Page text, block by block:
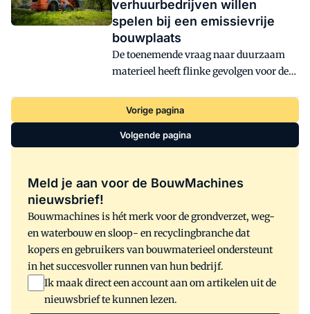
elektrisch, met verwisselbare
powerboxen.
verhuurbedrijven willen
spelen bij een emissievrije
bouwplaats
De toenemende vraag naar duurzaam
materieel heeft flinke gevolgen voor de
worden, maar er verandert meer.
Huurbedrijven anticiperen niet alleen op
de vraag, maar gooien ook hun kennis
Vorige pagina
Volgende pagina
Meld je aan voor de BouwMachines
nieuwsbrief!
Bouwmachines is hét merk voor de grondverzet, weg-
en waterbouw en sloop- en recyclingbranche dat
kopers en gebruikers van bouwmaterieel ondersteunt
in het succesvoller runnen van hun bedrijf.
Ik maak direct een account aan om artikelen uit de
nieuwsbrief te kunnen lezen.